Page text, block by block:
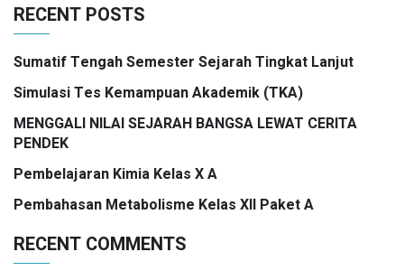
RECENT POSTS
Sumatif Tengah Semester Sejarah Tingkat Lanjut
Simulasi Tes Kemampuan Akademik (TKA)
MENGGALI NILAI SEJARAH BANGSA LEWAT CERITA
PENDEK
Pembelajaran Kimia Kelas X A
Pembahasan Metabolisme Kelas XII Paket A
RECENT COMMENTS